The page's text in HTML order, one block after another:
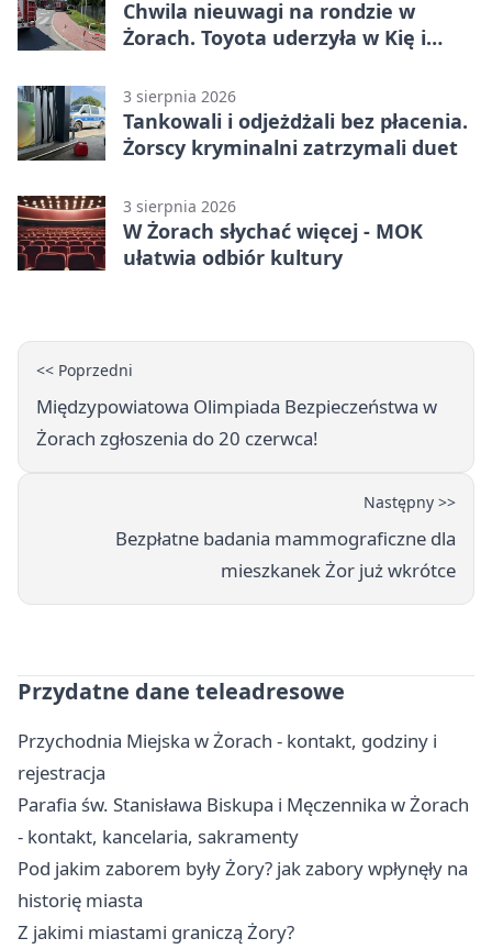
Chwila nieuwagi na rondzie w
Żorach. Toyota uderzyła w Kię i
3 sierpnia 2026
Tankowali i odjeżdżali bez płacenia.
Żorscy kryminalni zatrzymali duet
3 sierpnia 2026
W Żorach słychać więcej - MOK
ułatwia odbiór kultury
<< Poprzedni
Międzypowiatowa Olimpiada Bezpieczeństwa w
Żorach zgłoszenia do 20 czerwca!
Następny >>
Bezpłatne badania mammograficzne dla
mieszkanek Żor już wkrótce
Przydatne dane teleadresowe
Przychodnia Miejska w Żorach - kontakt, godziny i
rejestracja
Parafia św. Stanisława Biskupa i Męczennika w Żorach
- kontakt, kancelaria, sakramenty
Pod jakim zaborem były Żory? jak zabory wpłynęły na
historię miasta
Z jakimi miastami graniczą Żory?